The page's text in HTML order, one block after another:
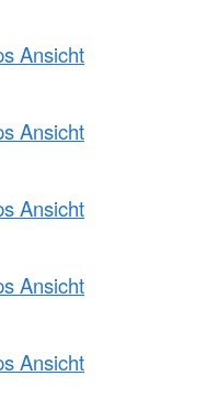
Ansicht
Ansicht
Ansicht
Ansicht
Ansicht